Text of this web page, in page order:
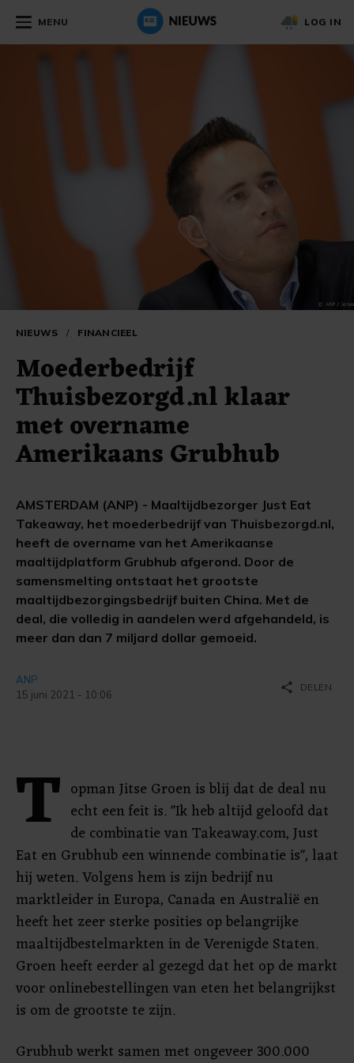
MENU LOG IN
NIEUWS / FINANCIEEL
Moederbedrijf
Thuisbezorgd.nl klaar
met overname
Amerikaans Grubhub
AMSTERDAM (ANP) - Maaltijdbezorger Just Eat
Takeaway, het moederbedrijf van Thuisbezorgd.nl,
heeft de overname van het Amerikaanse
maaltijdplatform Grubhub afgerond. Door de
samensmelting ontstaat het grootste
maaltijdbezorgingsbedrijf buiten China. Met de
deal, die volledig in aandelen werd afgehandeld, is
meer dan dan 7 miljard dollar gemoeid.
ANP
15 juni 2021 - 10:06
share DELEN
T opman Jitse Groen is blij dat de deal nu
echt een feit is. "Ik heb altijd geloofd dat
de combinatie van Takeaway.com, Just
Eat en Grubhub een winnende combinatie is", laat
hij weten. Volgens hem is zijn bedrijf nu
marktleider in Europa, Canada en Australië en
heeft het zeer sterke posities op belangrijke
maaltijdbestelmarkten in de Verenigde Staten.
Groen heeft eerder al gezegd dat het op de markt
voor onlinebestellingen van eten het belangrijkst
is om de grootste te zijn.
Grubhub werkt samen met ongeveer 300.000